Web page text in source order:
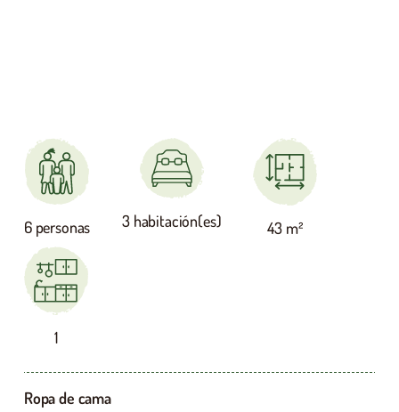
6 personas 3 habitación(es) 43 m²
1
Ropa de cama